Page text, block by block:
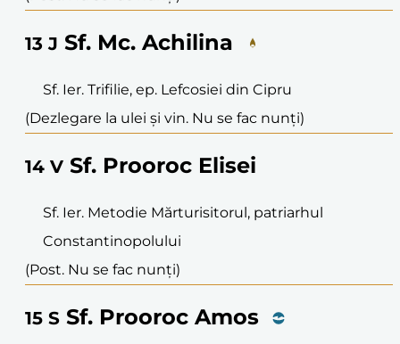
13 J Sf. Mc. Achilina
Sf. Ier. Trifilie, ep. Lefcosiei din Cipru
(Dezlegare la ulei și vin. Nu se fac nunți)
14 V Sf. Prooroc Elisei
Sf. Ier. Metodie Mărturisitorul, patriarhul
Constantinopolului
(Post. Nu se fac nunți)
15 S Sf. Prooroc Amos